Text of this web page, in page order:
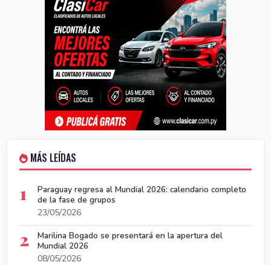
MÁS LEÍDAS
1
Paraguay regresa al Mundial 2026: calendario completo
de la fase de grupos
23/05/2026
2
Marilina Bogado se presentará en la apertura del
Mundial 2026
08/05/2026